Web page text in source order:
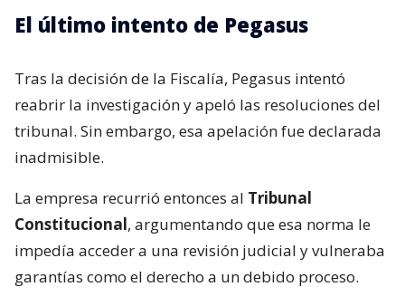
El último intento de Pegasus
Tras la decisión de la Fiscalía, Pegasus intentó
reabrir la investigación y apeló las resoluciones del
tribunal. Sin embargo, esa apelación fue declarada
inadmisible.
La empresa recurrió entonces al Tribunal
Constitucional, argumentando que esa norma le
impedía acceder a una revisión judicial y vulneraba
garantías como el derecho a un debido proceso.